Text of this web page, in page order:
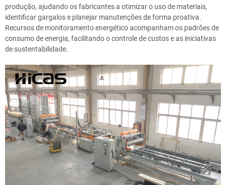
produção, ajudando os fabricantes a otimizar o uso de materiais,
identificar gargalos e planejar manutenções de forma proativa.
Recursos de monitoramento energético acompanham os padrões de
consumo de energia, facilitando o controle de custos e as iniciativas
de sustentabilidade.